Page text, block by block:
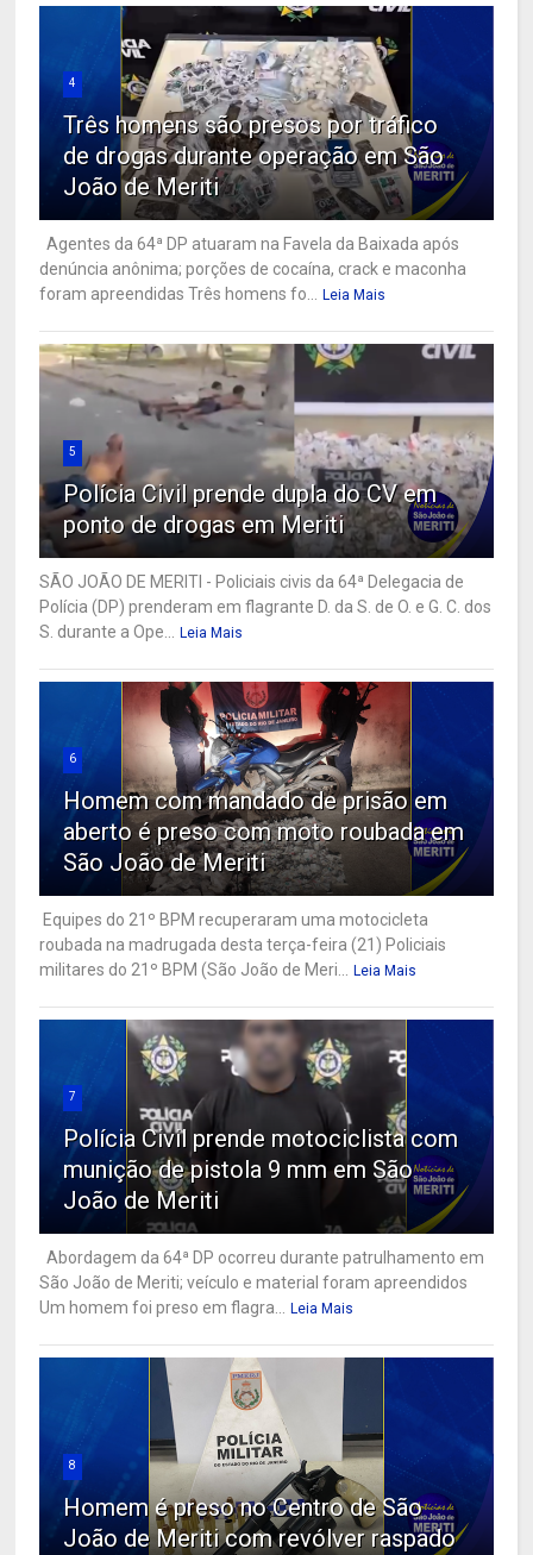
4
Três homens são presos por tráfico
de drogas durante operação em São
João de Meriti
Agentes da 64ª DP atuaram na Favela da Baixada após
denúncia anônima; porções de cocaína, crack e maconha
foram apreendidas Três homens fo... Leia Mais
5
Polícia Civil prende dupla do CV em
ponto de drogas em Meriti
SÃO JOÃO DE MERITI - Policiais civis da 64ª Delegacia de
Polícia (DP) prenderam em flagrante D. da S. de O. e G. C. dos
S. durante a Ope... Leia Mais
6
Homem com mandado de prisão em
aberto é preso com moto roubada em
São João de Meriti
Equipes do 21º BPM recuperaram uma motocicleta
roubada na madrugada desta terça-feira (21) Policiais
militares do 21º BPM (São João de Meri... Leia Mais
7
Polícia Civil prende motociclista com
munição de pistola 9 mm em São
João de Meriti
Abordagem da 64ª DP ocorreu durante patrulhamento em
São João de Meriti; veículo e material foram apreendidos
Um homem foi preso em flagra... Leia Mais
8
Homem é preso no Centro de São
João de Meriti com revólver raspado